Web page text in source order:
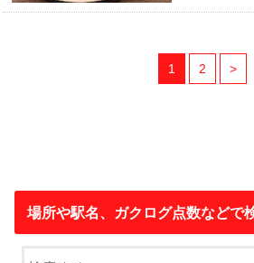
1 2 >
場所や駅名、ガクログ点数などで